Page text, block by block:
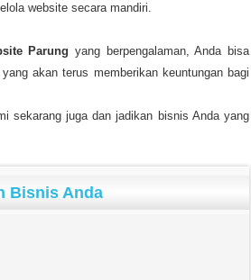
website secara mandiri.
Parung yang berpengalaman, Anda bisa
akan terus memberikan keuntungan bagi
sekarang juga dan jadikan bisnis Anda yang
Bisnis Anda